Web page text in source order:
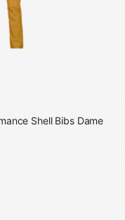
Shell Bibs Dame